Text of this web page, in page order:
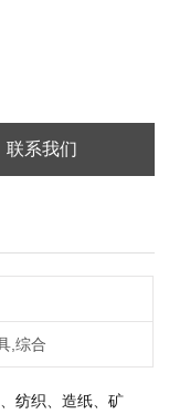
联系我们
,综合
纺织、造纸、矿